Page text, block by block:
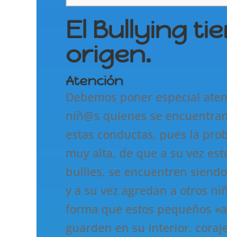
El Bullying
origen.
Atención
Debemos poner especial
niñ@s quienes se
estas conductas, pues la
muy alta, de que a su vez
bullies, se encuentren
y a su vez agredan a otros
forma que estos pequeños
guarden en su interior,